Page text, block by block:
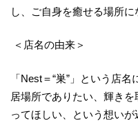
し、ご自身を癒せる場所に
＜店名の由来＞
「Nest＝“巣”」という店
居場所でありたい、輝き
ってほしい、という想い